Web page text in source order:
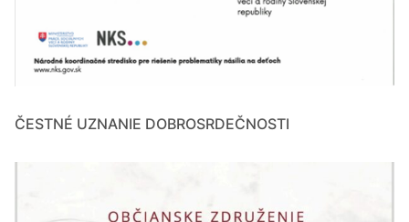
ČESTNÉ UZNANIE DOBROSRDEČNOSTI